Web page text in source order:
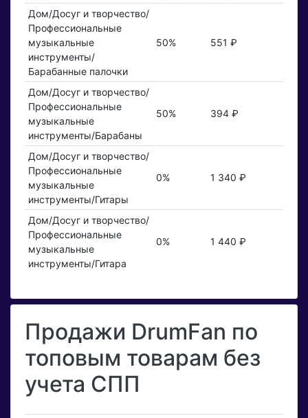
Дом/Досуг и творчество/
Профессиональные
музыкальные
инструменты/
Барабанные палочки
50% 551 ₽
Дом/Досуг и творчество/
Профессиональные
музыкальные
инструменты/Барабаны
50% 394 ₽
Дом/Досуг и творчество/
Профессиональные
музыкальные
инструменты/Гитары
0% 1 340 ₽
Дом/Досуг и творчество/
Профессиональные
музыкальные
инструменты/Гитара
0% 1 440 ₽
Продажи DrumFan по
топовым товарам без
учета СПП